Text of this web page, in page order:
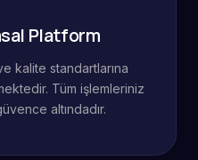
Platform
kalite standartlarına
Tüm işlemleriniz
altındadır.